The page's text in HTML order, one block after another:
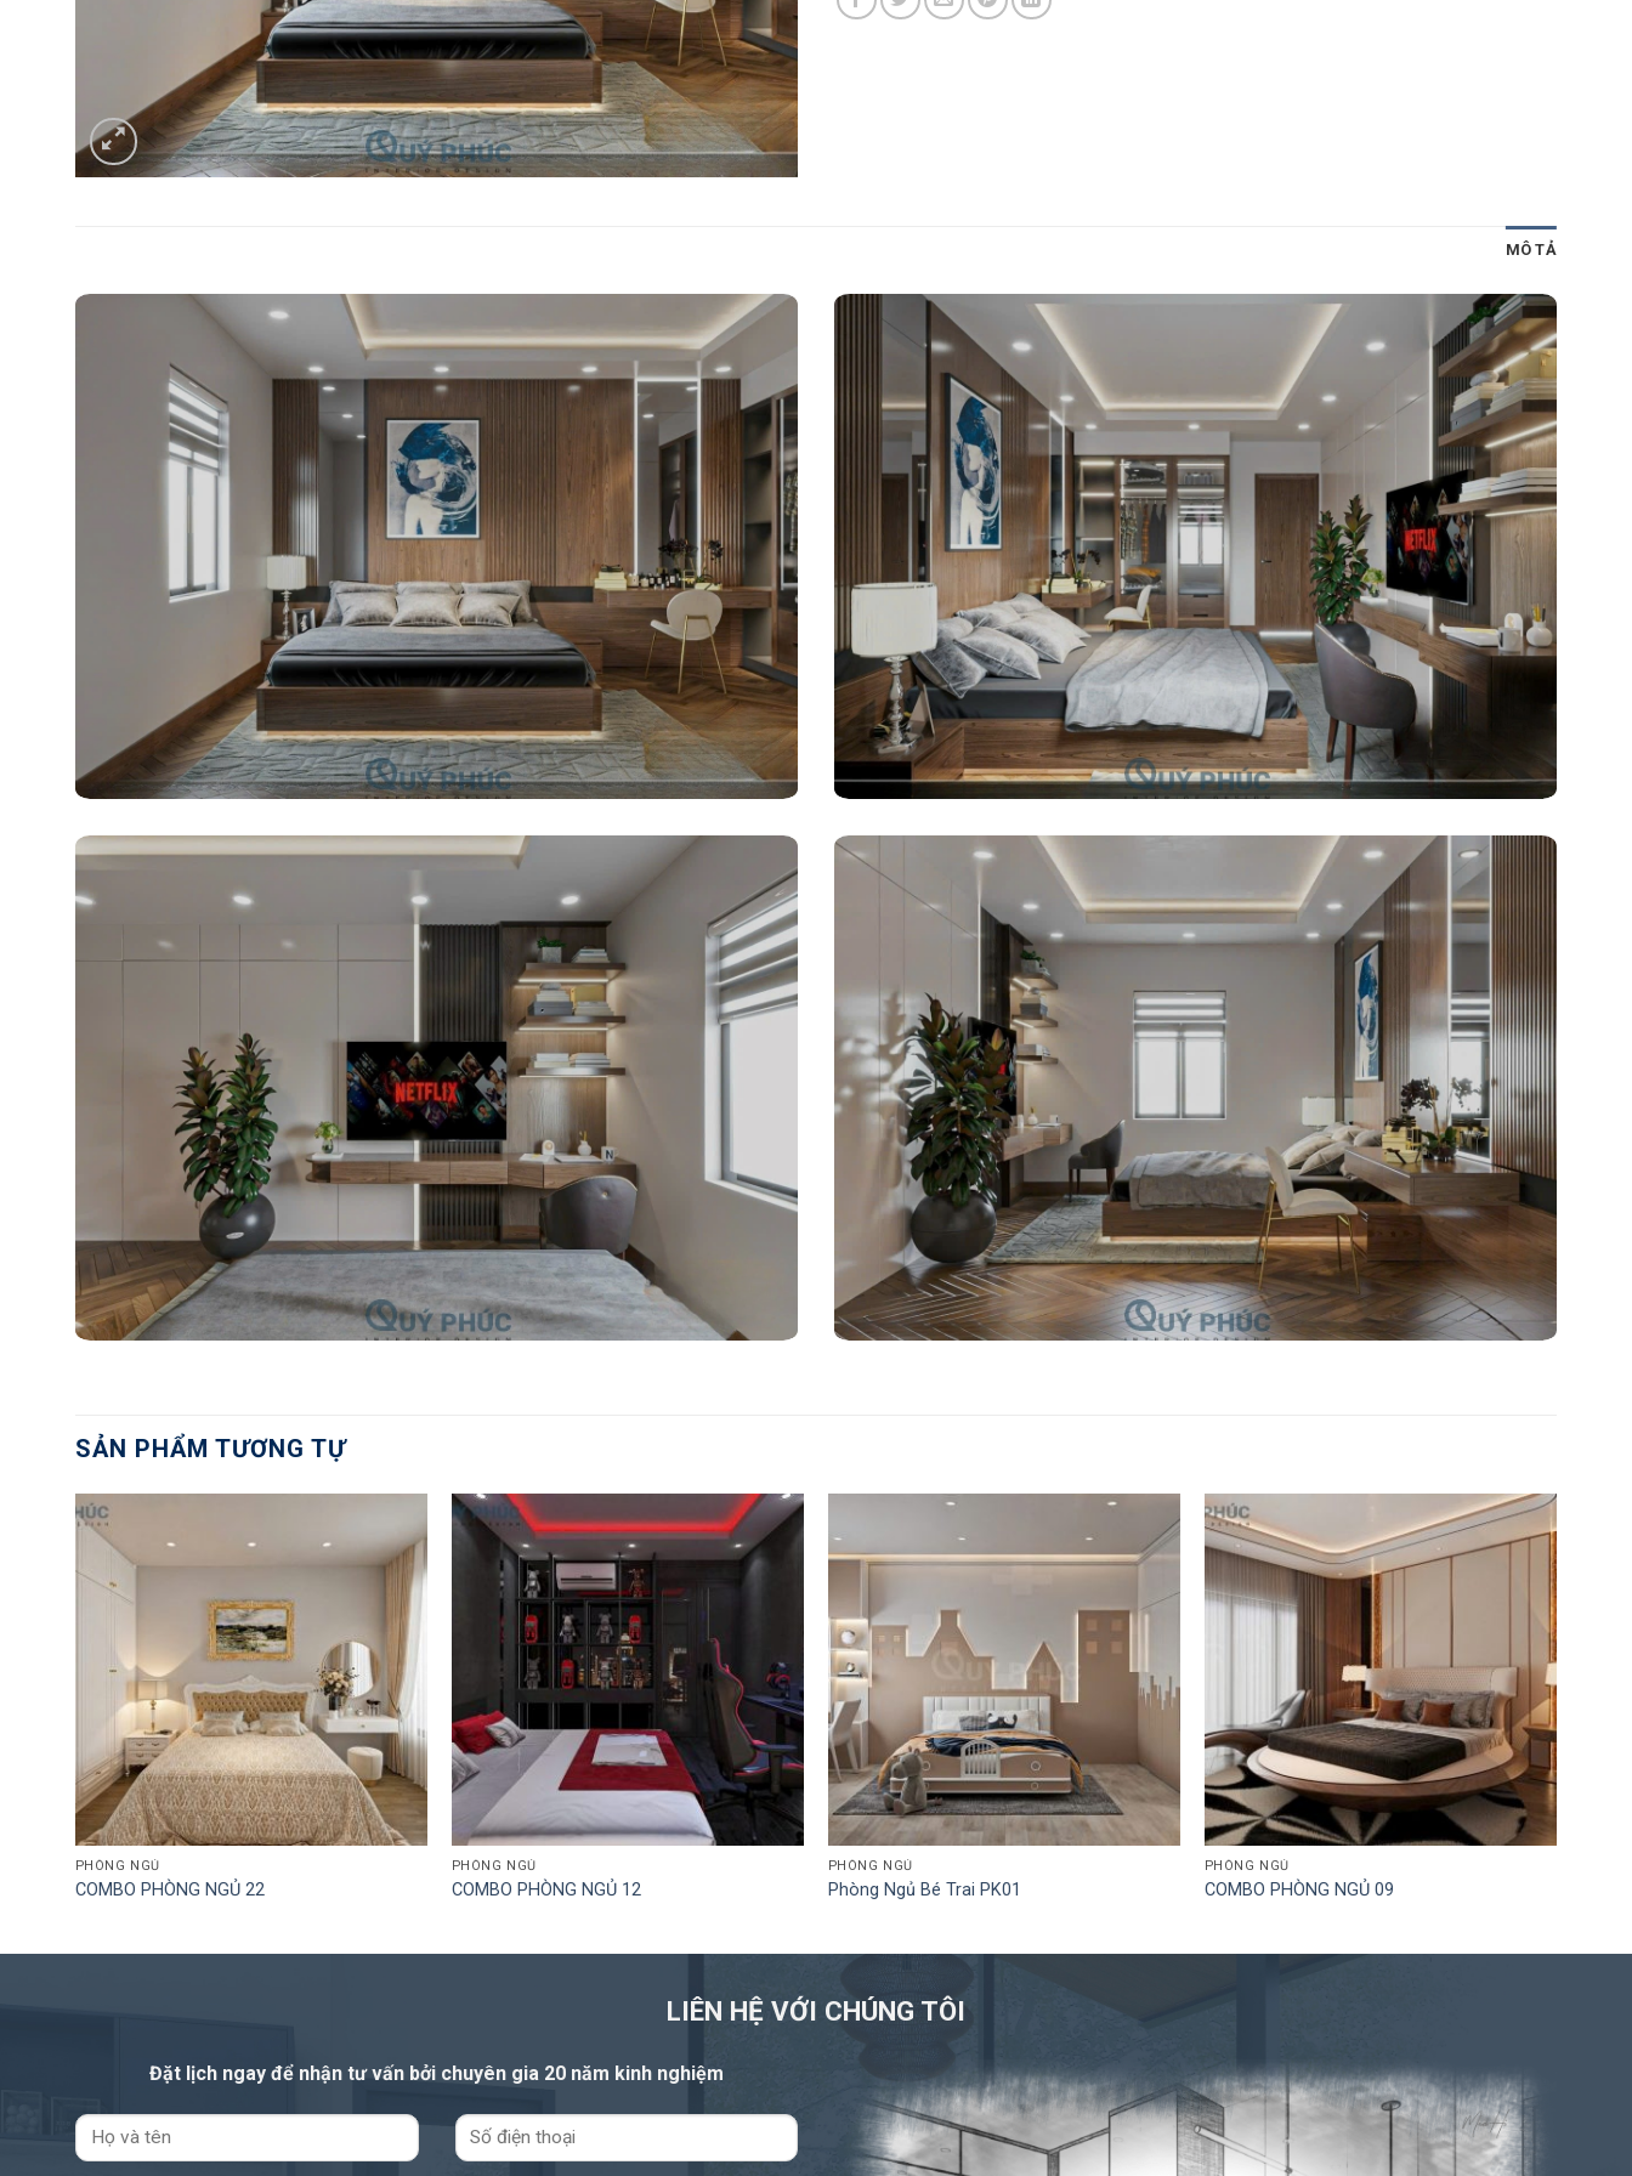
MÔ TẢ
SẢN PHẨM TƯƠNG TỰ
PHÒNG NGỦ
COMBO PHÒNG NGỦ 22
PHÒNG NGỦ
COMBO PHÒNG NGỦ 12
PHÒNG NGỦ
Phòng Ngủ Bé Trai PK01
PHÒNG NGỦ
COMBO PHÒNG NGỦ 09
LIÊN HỆ VỚI CHÚNG TÔI
Đặt lịch ngay để nhận tư vấn bởi chuyên gia 20 năm kinh nghiệm